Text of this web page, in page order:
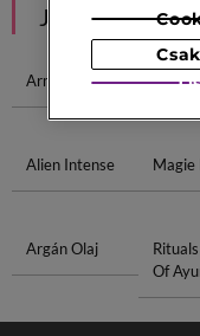
JAVASOLT
Armani 50ml
Alien Intense Magie
Argán Olaj
Of